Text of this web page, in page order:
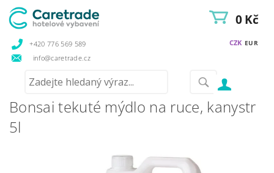
+420 776 569 589
info@caretrade.cz
CZK EUR
0 Kč
Bonsai tekuté mýdlo na ruce, kanystr
5l